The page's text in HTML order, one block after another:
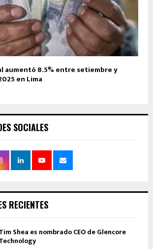
aumentó 8.5% entre setiembre y
en Lima
SOCIALES
RECIENTES
Tim Shea es nombrado CEO de Glencore
Technology